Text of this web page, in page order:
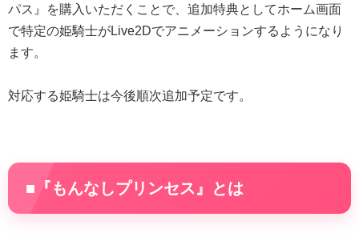
パス』を購入いただくことで、追加特典としてホーム画面
で特定の姫騎士がLive2Dでアニメーションするようになり
ます。
対応する姫騎士は今後順次追加予定です。
■『もんなしプリンセス』とは